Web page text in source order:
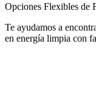
Opciones Flexibles de
Te ayudamos a
en energía limpia con